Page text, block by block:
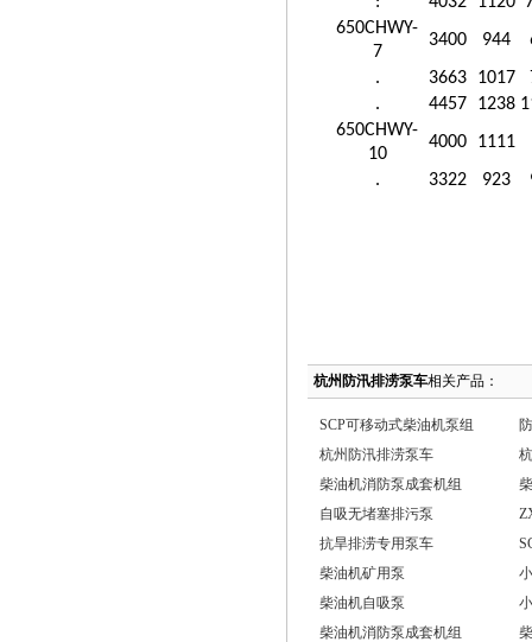
650CHWY-
7
3400 944
.
3663 1017
.
4457 1238
650CHWY-
10
4000 1111
.
3322 923
杭州防汛排涝泵车相关产品：
SCP可移动式柴油机泵组
杭州防汛排涝泵车
柴油机消防泵成套机组
自吸无堵塞排污泵
抗旱排涝专用泵车
柴油机矿用泵
柴油机自吸泵
柴油机消防泵成套机组